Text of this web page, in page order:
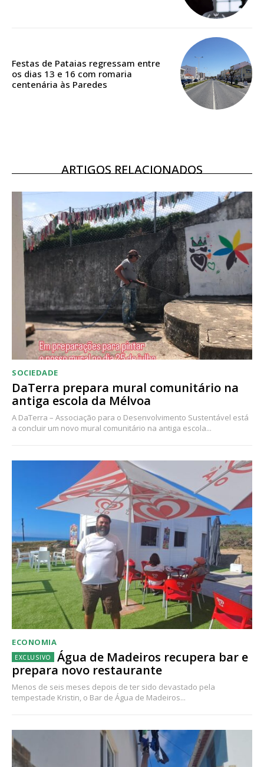
DIGITAL ANUAL
16€
12 meses
Acesso ao conteúdo online
Acesso aos conteúdos Exclusivos para
assinantes
Ofertas para assinatura anual
Escolha o plano
Festas de Pataias regressam entre
os dias 13 e 16 com romaria
centenária às Paredes
ARTIGOS RELACIONADOS
SOCIEDADE
DaTerra prepara mural comunitário na
antiga escola da Mélvoa
A DaTerra – Associação para o Desenvolvimento Sustentável está
a concluir um novo mural comunitário na antiga escola...
ECONOMIA
Água de Madeiros recupera bar e
prepara novo restaurante
Menos de seis meses depois de ter sido devastado pela
tempestade Kristin, o Bar de Água de Madeiros...